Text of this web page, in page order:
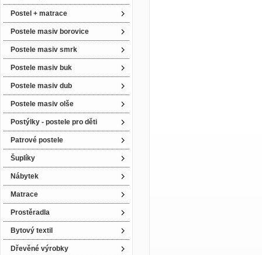
Postel + matrace
Postele masiv borovice
Postele masiv smrk
Postele masiv buk
Postele masiv dub
Postele masiv olše
Postýlky - postele pro děti
Patrové postele
Šuplíky
Nábytek
Matrace
Prostěradla
Bytový textil
Dřevěné výrobky